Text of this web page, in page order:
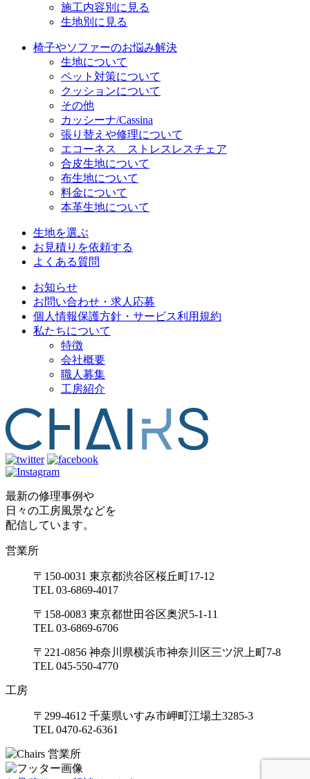
施工内容別に見る
生地別に見る
椅子やソファーのお悩み解決
生地について
ペット対策について
クッションについて
その他
カッシーナ/Cassina
張り替えや修理について
エコーネス ストレスレスチェア
合皮生地について
布生地について
料金について
本革生地について
生地を選ぶ
お見積りを依頼する
よくある質問
お知らせ
お問い合わせ・求人応募
個人情報保護方針・サービス利用規約
私たちについて
特徴
会社概要
職人募集
工房紹介
最新の修理事例や
日々の工房風景などを
配信しています。
営業所
〒150-0031 東京都渋谷区桜丘町17-12
TEL 03-6869-4017
〒158-0083 東京都世田谷区奥沢5-1-11
TEL 03-6869-6706
〒221-0856 神奈川県横浜市神奈川区三ツ沢上町7-8
TEL 045-550-4770
工房
〒299-4612 千葉県いすみ市岬町江場土3285-3
TEL 0470-62-6361